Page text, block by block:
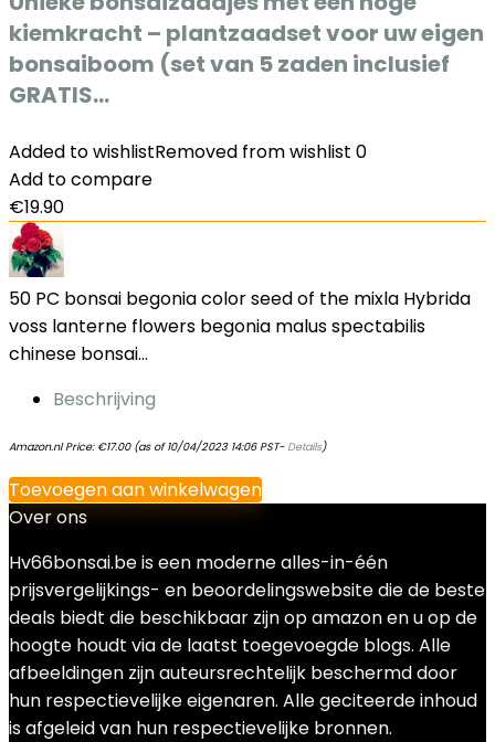
kiemkracht – plantzaadset voor uw eigen
bonsaiboom (set van 5 zaden inclusief
GRATIS…
Added to wishlistRemoved from wishlist 0
Add to compare
€19.90
50 PC bonsai begonia color seed of the mixla Hybrida
voss lanterne flowers begonia malus spectabilis
chinese bonsai…
Beschrijving
Amazon.nl Price: €17.00(as of 10/04/2023 14:06 PST- Details)
Toevoegen aan winkelwagen
Over ons
Hv66bonsai.be is een moderne alles-in-één
prijsvergelijkings- en beoordelingswebsite die de beste
deals biedt die beschikbaar zijn op amazon en u op de
hoogte houdt via de laatst toegevoegde blogs. Alle
afbeeldingen zijn auteursrechtelijk beschermd door
hun respectievelijke eigenaren. Alle geciteerde inhoud
is afgeleid van hun respectievelijke bronnen.